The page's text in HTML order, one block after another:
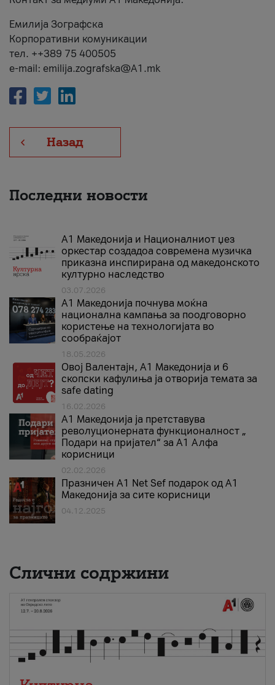
Емилија Зографска
Корпоративни комуникации
тел. ++389 75 400505
e-mail: emilija.zografska@A1.mk
Назад
Последни новости
А1 Македонија и Националниот џез
оркестар создадоа современа музичка
приказна инспирирана од македонското
културно наследство
03.07.2026
A1 Македонија почнува моќна
национална кампања за поодговорно
користење на технологијата во
сообраќајот
18.05.2026
Овој Валентајн, A1 Македонија и 6
скопски кафулиња ја отворија темата за
safe dating
16.02.2026
А1 Македонија ја претставува
револуционерната функционалност „
Подари на пријател“ за А1 Алфа
корисници
02.02.2026
Празничен A1 Net Sеf подарок од А1
Македонија за сите корисници
04.12.2025
Слични содржини